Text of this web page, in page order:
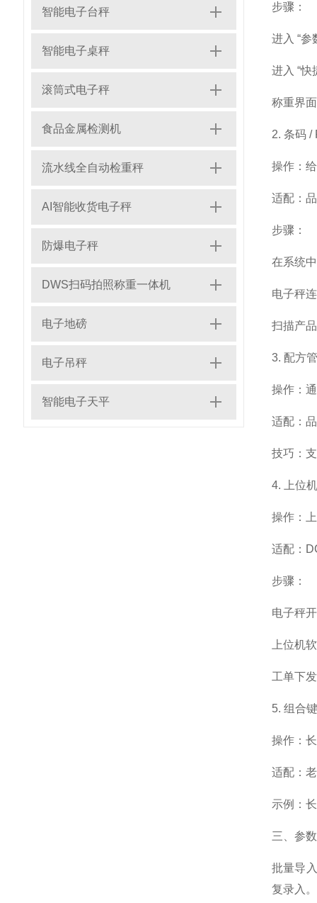
智能电子台秤
智能电子桌秤
滚筒式电子秤
食品金属检测机
流水线全自动检重秤
AI智能收货电子秤
防爆电子秤
DWS扫码拍照称重一体机
电子地磅
电子吊秤
智能电子天平
步骤：
进入 “
进入 “
称重界
2. 条码 /
操作：
适配：
步骤：
在系统
电子秤
扫描产
3. 配方
操作：
适配：
技巧：
4. 上位
操作：
适配：
步骤：
电子秤
上位机
工单下
5. 组合
操作：
适配：
示例：
三、参
批量导
复录入。